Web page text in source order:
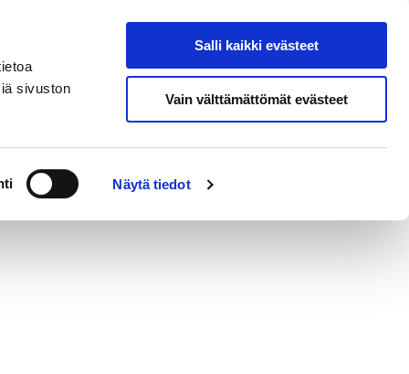
sivuston
Näytä tiedot
Salli kaikki evästeet
Vain välttämättömät evästeet
Hae sivustolta